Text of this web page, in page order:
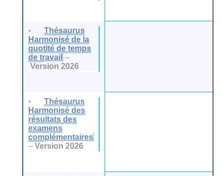
Thésaurus
Harmonisé de la
quotité de temps
de travail –
Version 2026
Thésaurus
Harmonisé des
résultats des
examens
complémentaires
– Version 2026